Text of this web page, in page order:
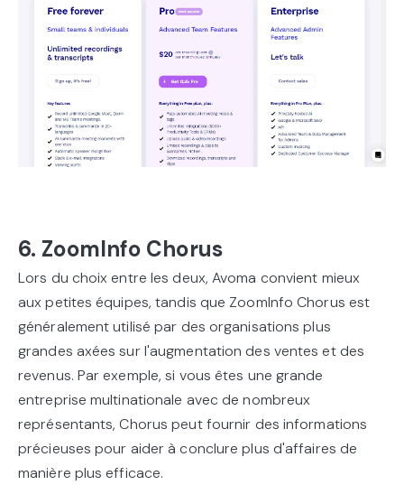
6. ZoomInfo Chorus
Lors du choix entre les deux, Avoma convient mieux
aux petites équipes, tandis que ZoomInfo Chorus est
généralement utilisé par des organisations plus
grandes axées sur l'augmentation des ventes et des
revenus. Par exemple, si vous êtes une grande
entreprise multinationale avec de nombreux
représentants, Chorus peut fournir des informations
précieuses pour aider à conclure plus d'affaires de
manière plus efficace.